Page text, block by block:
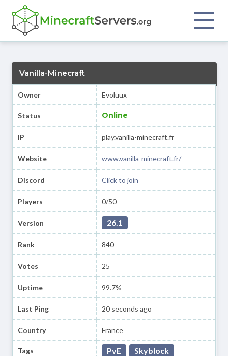
Vanilla-Minecraft
Owner Evoluux
Status Online
IP play.vanilla-minecraft.fr
Website www.vanilla-minecraft.fr/
Discord Click to join
Players 0/50
Version 26.1
Rank 840
Votes 25
Uptime 99.7%
Last Ping 20 seconds ago
Country France
Tags PvE
Skyblock